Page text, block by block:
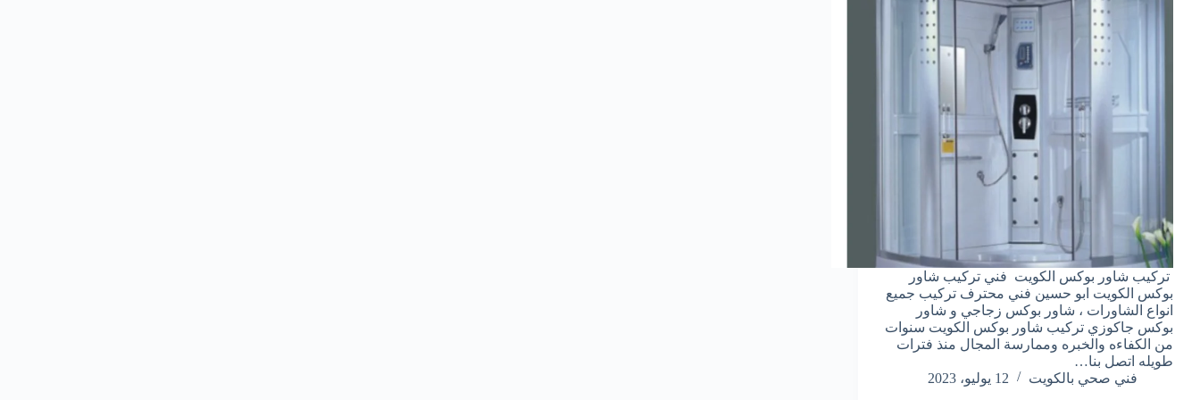
تركيب شاور بوكس الكويت فني تركيب شاور
بوكس الكويت ابو حسين فني محترف تركيب جميع
انواع الشاورات ، شاور بوكس زجاجي و شاور
بوكس جاكوزي تركيب شاور بوكس الكويت سنوات
من الكفاءه والخبره وممارسة المجال منذ فترات
طويله اتصل بنا…
فني صحي بالكويت
12 يوليو، 2023